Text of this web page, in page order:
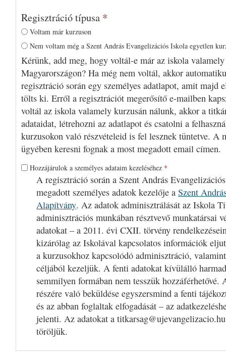
Regisztráció típusa *
Voltam már kurzuson
Nem voltam még a Szent András Evangelizációs Iskola egyetlen
Kérünk, add meg, hogy voltál-e már az iskola
Magyarországon? Ha még nem voltál, akkor
regisztráció során egy személyes adatlapot, amit majd
tölts ki. Erről a regisztrációt megerősítő e-mailben
voltál az iskola valamely kurzusán nálunk, akkor a
adataidat, létrehozni az adatlapot és csatolni a
kurzusokon való részvételeid is fel lesznek tüntetve. A
ügyében keresni fognak a most megadott email címen.
Hozzájárulok a személyes adataim kezeléséhez *
A regisztráció során a Szent András
megadott személyes adatok kezelője aSzent
Alapítvány. Az adatok adminisztrálását az Iskola
adminisztrációs munkában résztvevő munkatársai
adatokat – a 2011. évi CXII. törvény
kizárólag az Iskolával kapcsolatos információk
a kurzusokhoz kapcsolódó adminisztráció,
céljából kezeljük. A fenti adatokat kívülálló
semmilyen formában nem tesszük hozzáférhetővé.
részére való beküldése egyszersmind a fenti
és az abban foglaltak elfogadását – az
jelenti. Az adatokat a
töröljük.